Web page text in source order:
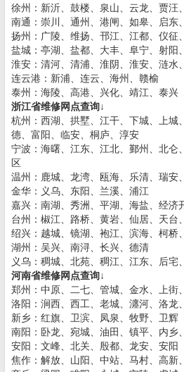
徐州：新沂、鼓楼、泉山、云龙、贾汪
南通：崇川、通州、港闸、如皋、启东
扬州：广陵、维扬、邗江、江都、仪征
盐城：亭湖、盐都、大丰、阜宁、射阳
淮安：清河、清浦、淮阴、淮安、涟水
连云港：新浦、连云、海州、赣榆
泰州：海陵、高港、兴化、靖江、泰兴
浙江省维修网点查询↓
杭州：西湖、拱墅、江干、下城、上城
德、富阳、临安、桐庐、淳安
宁波：海曙、江东、江北、鄞州、北仑
区
温州：鹿城、龙湾、瓯海、乐清、瑞安
金华：义乌、东阳、兰溪、浦江
嘉兴：南湖、秀洲、平湖、海盐、经济
台州：椒江、路桥、黄岩、仙居、天台
绍兴：越城、镜湖、袍江、滨海、柯桥
湖州：吴兴、南浔、长兴、德清
义乌：稠城、北苑、稠江、江东、后宅
河南省维修网点查询↓
郑州：中原、二七、管城、金水、上街
洛阳：涧西、西工、老城、瀍河、洛龙
新乡：红旗、卫滨、凤泉、牧野、卫辉
南阳：卧龙、宛城、油田、镇平、内乡
安阳：文峰、北关、殷都、龙安、安阳
焦作：解放、山阳、中站、马村、高新